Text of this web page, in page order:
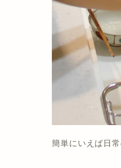
簡単にいえば日